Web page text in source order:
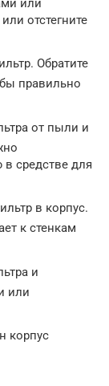
или
отстегните
Обратите
правильно
от пыли и
в средстве для
в корпус.
к стенкам
и
или
корпус